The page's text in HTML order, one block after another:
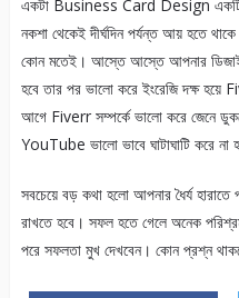
একটা Business Card Design একটি
নকশা থেকেই দীর্ঘদিন পর্যন্ত আয় হতে
কোন মতেই। আস্তে আস্তে আপনার
হবে তার পর ভালো করে ইংরেজি দক্ষ হয়ে
আগে Fiverr সম্পর্কে ভালো করে জেনে
YouTube ভালো ভাবে ঘাটাঘাটি করে না
সবচেয়ে বড় কথা হলো আপনার ধৈর্য
রাখতে হবে। সফল হতে গেলে অনেক
পরে সফলতা মুখ দেখবেন। কোন প্রশ্ন